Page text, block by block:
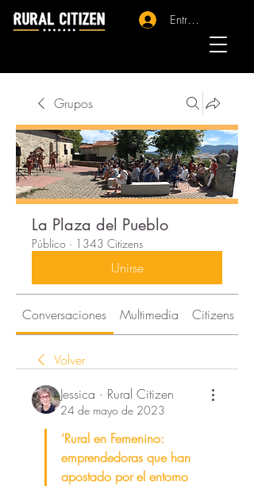
Entrar - Registro
Grupos
La Plaza del Pueblo
Público · 1343 Citizens
Unirse
Conversaciones Multimedia Citizens
Volver
Jessica · Rural Citizen
24 de mayo de 2023
‘Rural en Femenino:
emprendedoras que han
apostado por el entorno